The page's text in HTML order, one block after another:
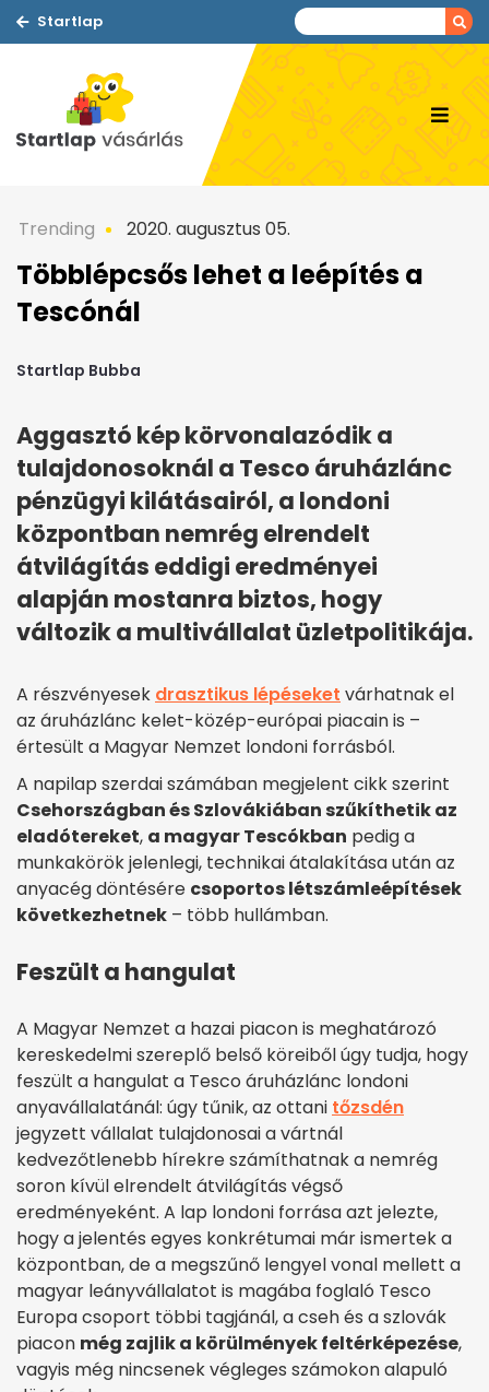
Startlap
Trending 2020. augusztus 05.
Többlépcsős lehet a leépítés a
Tescónál
Startlap Bubba
Aggasztó kép körvonalazódik a
tulajdonosoknál a Tesco áruházlánc
pénzügyi kilátásairól, a londoni
központban nemrég elrendelt
átvilágítás eddigi eredményei
alapján mostanra biztos, hogy
változik a multivállalat üzletpolitikája.
A részvényesek drasztikus lépéseket várhatnak el
az áruházlánc kelet-közép-európai piacain is –
értesült a Magyar Nemzet londoni forrásból.
A napilap szerdai számában megjelent cikk szerint
Csehországban és Szlovákiában szűkíthetik az
eladótereket, a magyar Tescókban pedig a
munkakörök jelenlegi, technikai átalakítása után az
anyacég döntésére csoportos létszámleépítések
következhetnek – több hullámban.
Feszült a hangulat
A Magyar Nemzet a hazai piacon is meghatározó
kereskedelmi szereplő belső köreiből úgy tudja, hogy
feszült a hangulat a Tesco áruházlánc londoni
anyavállalatánál: úgy tűnik, az ottani tőzsdén
jegyzett vállalat tulajdonosai a vártnál
kedvezőtlenebb hírekre számíthatnak a nemrég
soron kívül elrendelt átvilágítás végső
eredményeként. A lap londoni forrása azt jelezte,
hogy a jelentés egyes konkrétumai már ismertek a
központban, de a megszűnő lengyel vonal mellett a
magyar leányvállalatot is magába foglaló Tesco
Europa csoport többi tagjánál, a cseh és a szlovák
piacon még zajlik a körülmények feltérképezése,
vagyis még nincsenek végleges számokon alapuló